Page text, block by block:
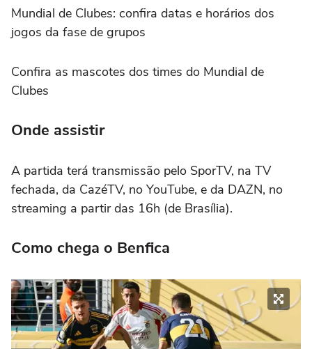
Mundial de Clubes: confira datas e horários dos
jogos da fase de grupos
Confira as mascotes dos times do Mundial de
Clubes
Onde assistir
A partida terá transmissão pelo SporTV, na TV
fechada, da CazéTV, no YouTube, e da DAZN, no
streaming a partir das 16h (de Brasília).
Como chega o Benfica